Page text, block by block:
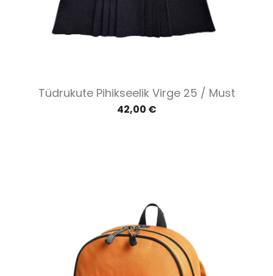
Tüdrukute Pihikseelik Virge 25 / Must
42,00 €